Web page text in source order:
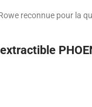
reconnue pour la